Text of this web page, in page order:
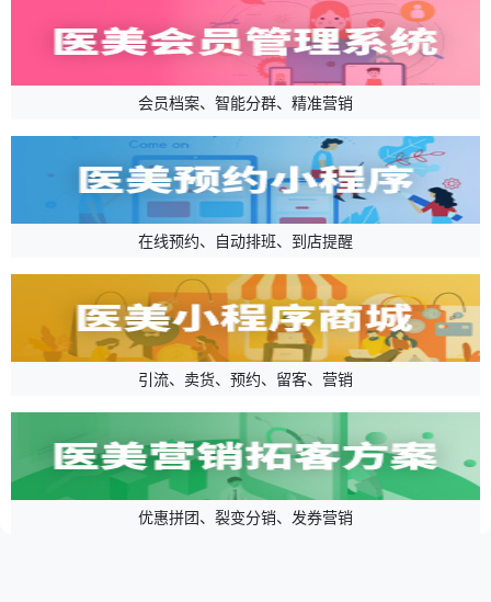
会员档案、智能分群、精准营销
在线预约、自动排班、到店提醒
引流、卖货、预约、留客、营销
优惠拼团、裂变分销、发券营销